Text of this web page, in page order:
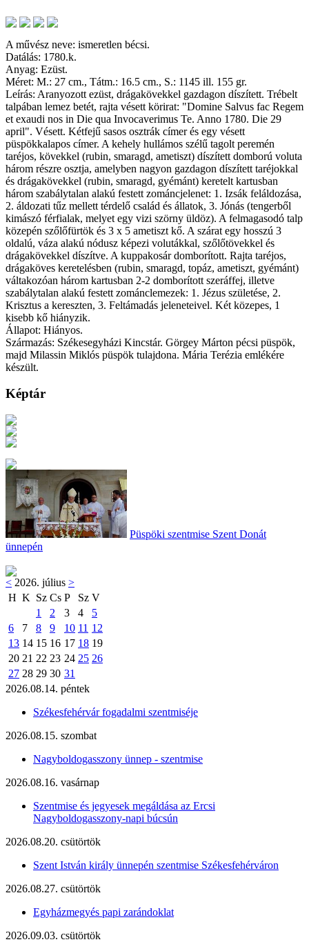
A művész neve: ismeretlen bécsi.
Datálás: 1780.k.
Anyag: Ezüst.
Méret: M.: 27 cm., Tátm.: 16.5 cm., S.: 1145 ill. 155 gr.
Leírás: Aranyozott ezüst, drágakövekkel gazdagon díszített. Trébelt
talpában lemez betét, rajta vésett körirat: "Domine Salvus fac Regem
et exaudi nos in Die qua Invocaverimus Te. Anno 1780. Die 29
april". Vésett. Kétfejű sasos osztrák címer és egy vésett
püspökkalapos címer. A kehely hullámos szélű tagolt peremén
taréjos, kövekkel (rubin, smaragd, ametiszt) díszített domború voluta
három részre osztja, amelyben nagyon gazdagon díszített taréjokkal
és drágakövekkel (rubin, smaragd, gyémánt) keretelt kartusban
három szabálytalan alakú festett zománcjelenet: 1. Izsák feláldozása,
2. áldozati tűz mellett térdelő család és állatok, 3. Jónás (tengerből
kimászó férfialak, melyet egy vizi szörny üldöz). A felmagasodó talp
közepén szőlőfürtök és 3 x 5 ametiszt kő. A szárat egy hosszú 3
oldalú, váza alakú nódusz képezi volutákkal, szőlőtövekkel és
drágakövekkel díszítve. A kuppakosár domborított. Rajta taréjos,
drágaköves keretelésben (rubin, smaragd, topáz, ametiszt, gyémánt)
váltakozóan három kartusban 2-2 domborított szeráffej, illetve
szabálytalan alakú festett zománclemezek: 1. Jézus születése, 2.
Krisztus a kereszten, 3. Feltámadás jeleneteivel. Két közepes, 1
kisebb kő hiányzik.
Állapot: Hiányos.
Származás: Székesegyházi Kincstár. Görgey Márton pécsi püspök,
majd Milassin Miklós püspök tulajdona. Mária Terézia emlékére
készült.
Képtár
Püspöki szentmise Szent Donát
ünnepén
< 2026. július >
H K Sz Cs P Sz V
1
2 3 4
5
6
7 8 9 10 11 12
13 14 15 16 17 18 19
20 21 22 23 24 25 26
27 28 29 30 31
2026.08.14. péntek
Székesfehérvár fogadalmi szentmiséje
2026.08.15. szombat
Nagyboldogasszony ünnep - szentmise
2026.08.16. vasárnap
Szentmise és jegyesek megáldása az Ercsi
Nagyboldogasszony-napi búcsún
2026.08.20. csütörtök
Szent István király ünnepén szentmise Székesfehérváron
2026.08.27. csütörtök
Egyházmegyés papi zarándoklat
2026.09.03. csütörtök